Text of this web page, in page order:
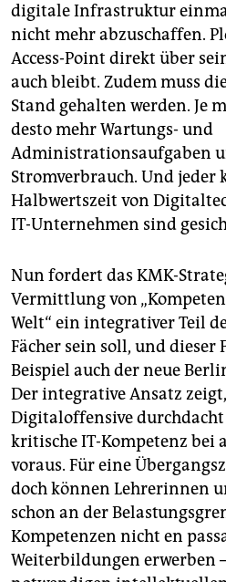
digitale Infrastruktur
nicht mehr abzuschaffen.
Access-Point direkt über
auch bleibt. Zudem muss
Stand gehalten werden. Je
desto mehr Wartungs- und
Administrationsaufgaben
Stromverbrauch. Und jeder
Halbwertszeit von
IT-Unternehmen sind
Nun fordert das KMK-
Vermittlung von
Welt“ ein integrativer Teil
Fächer sein soll, und
Beispiel auch der neue
Der integrative Ansatz
Digitaloffensive durchdacht
kritische IT-Kompetenz bei
voraus. Für eine
doch können Lehrerinnen
schon an der
Kompetenzen nicht en
Weiterbildungen erwerben